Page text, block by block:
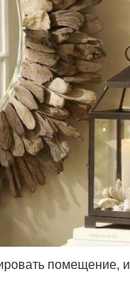
помещение,